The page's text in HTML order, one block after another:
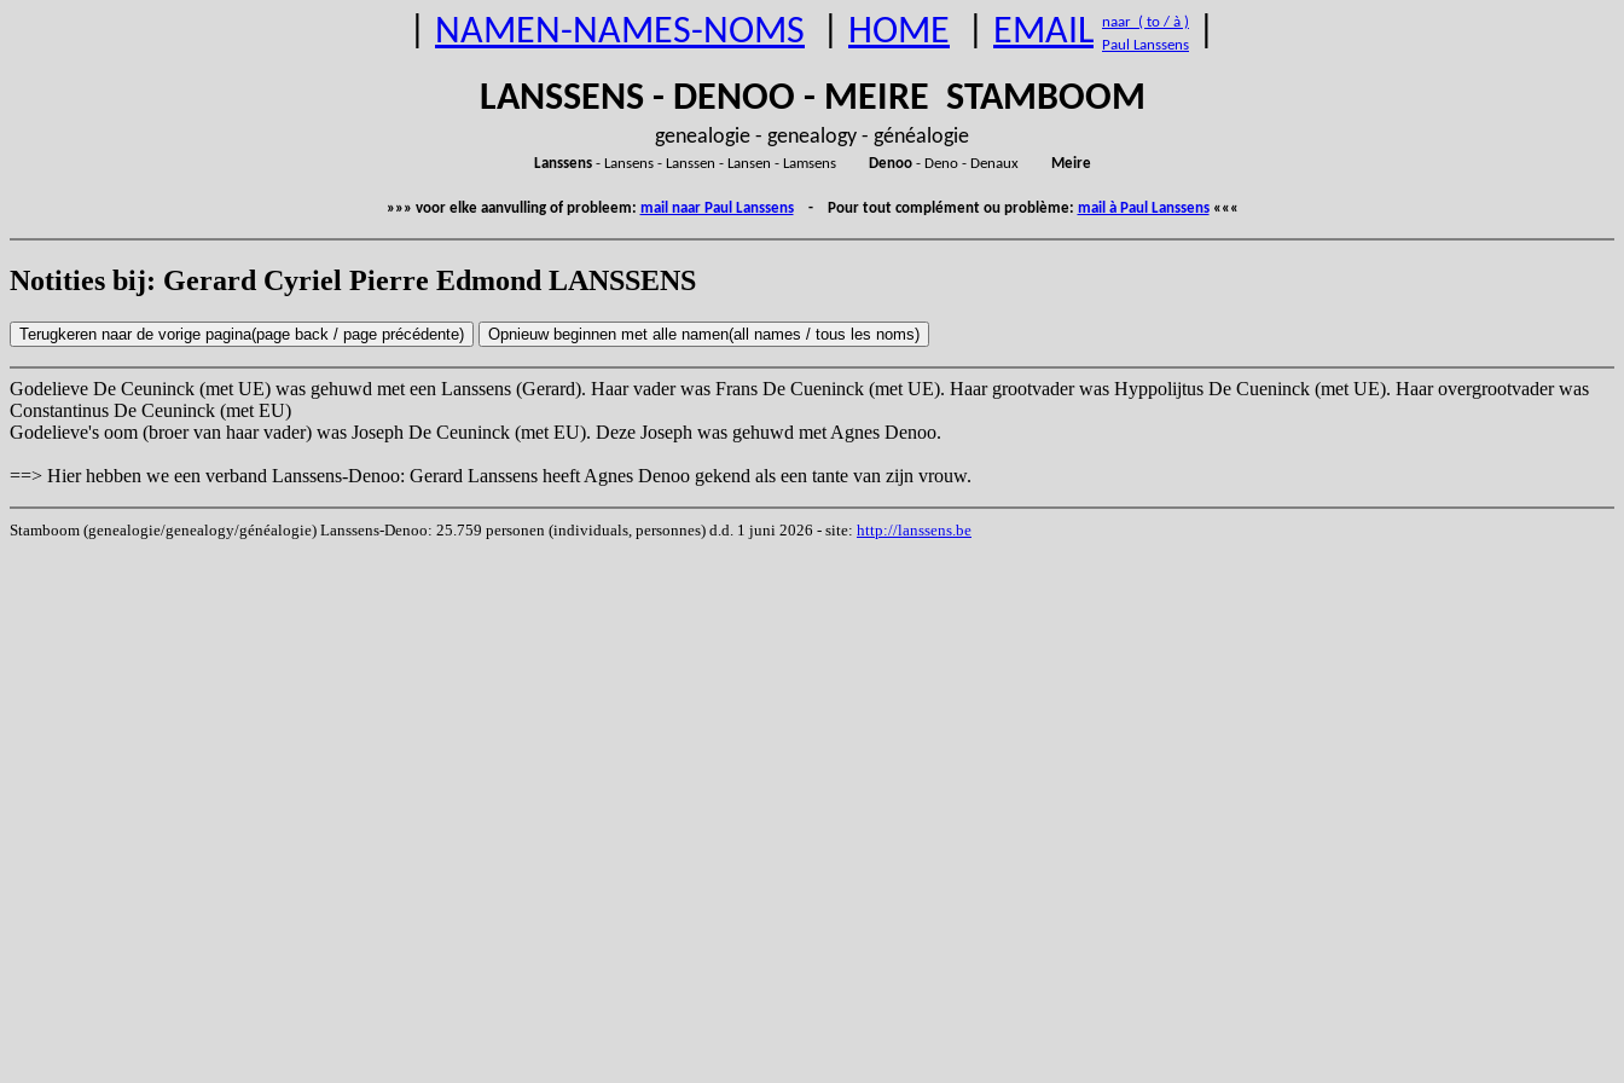
NAMEN-NAMES-NOMS HOME EMAIL naar ( to / à )
Paul Lanssens
LANSSENS - DENOO - MEIRE STAMBOOM
genealogie - genealogy - généalogie
Lanssens- Lansens - Lanssen - Lansen - Lamsens Denoo- Deno - Denaux Meire
»»» voor elke aanvulling of probleem: mail naar Paul Lanssens- Pour tout complément ou problème: mail à Paul Lanssens«««
Notities bij: Gerard Cyriel Pierre Edmond LANSSENS
Godelieve De Ceuninck (met UE) was gehuwd met een Lanssens (Gerard). Haar vader was Frans De Cueninck (met UE). Haar grootvader was Hyppolijtus De Cueninck (met UE). Haar overgrootvader was
Constantinus De Ceuninck (met EU)
Godelieve's oom (broer van haar vader) was Joseph De Ceuninck (met EU). Deze Joseph was gehuwd met Agnes Denoo.
==> Hier hebben we een verband Lanssens-Denoo: Gerard Lanssens heeft Agnes Denoo gekend als een tante van zijn vrouw.
Stamboom (genealogie/genealogy/généalogie) Lanssens-Denoo: 25.759 personen (individuals, personnes) d.d. 1 juni 2026 - site: http://lanssens.be